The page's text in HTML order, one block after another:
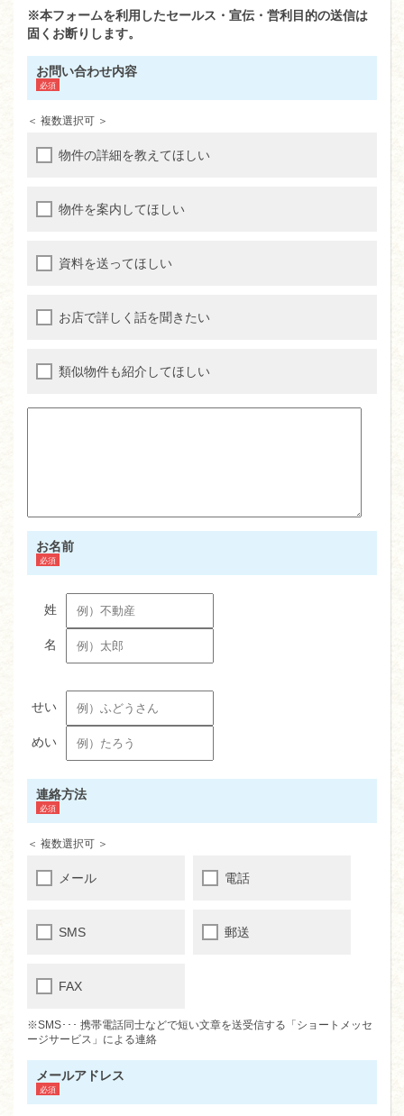
※本フォームを利用したセールス・宣伝・営利目的の送信は
固くお断りします。
お問い合わせ内容
＜ 複数選択可 ＞
物件の詳細を教えてほしい
物件を案内してほしい
資料を送ってほしい
お店で詳しく話を聞きたい
類似物件も紹介してほしい
お名前
連絡方法
＜ 複数選択可 ＞
メール 電話
SMS 郵送
FAX
※SMS･･･ 携帯電話同士などで短い文章を送受信する「ショートメッセ
ージサービス」による連絡
メールアドレス